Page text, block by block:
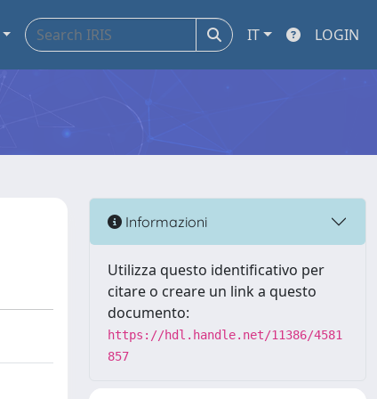
IT LOGIN
Informazioni
Utilizza questo identificativo per
citare o creare un link a questo
documento:
https://hdl.handle.net/11386/4581
857